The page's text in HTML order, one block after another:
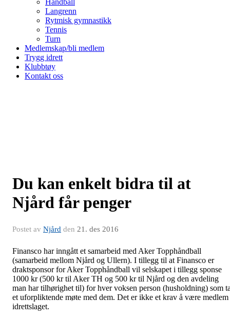
Håndball
Langrenn
Rytmisk gymnastikk
Tennis
Turn
Medlemskap/bli medlem
Trygg idrett
Klubbtøy
Kontakt oss
Du kan enkelt bidra til at
Njård får penger
Postet av Njård den 21. des 2016
Finansco har inngått et samarbeid med Aker Topphåndball
(samarbeid mellom Njård og Ullern). I tillegg til at Finansco er
draktsponsor for Aker Topphåndball vil selskapet i tillegg sponse
1000 kr (500 kr til Aker TH og 500 kr til Njård og den avdeling
man har tilhørighet til) for hver voksen person (husholdning) som
et uforpliktende møte med dem. Det er ikke et krav å være
idrettslaget.